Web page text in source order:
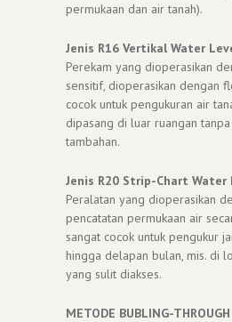
permukaan dan air tanah).
Jenis R16 Vertikal Water
Perekam yang dioperasikan
sensitif, dioperasikan dengan
cocok untuk pengukuran air
dipasang di luar ruangan
tambahan.
Jenis R20 Strip-Chart Water
Peralatan yang dioperasikan
pencatatan permukaan air
sangat cocok untuk pengukur
hingga delapan bulan, mis. di
yang sulit diakses.
METODE BUBLING-